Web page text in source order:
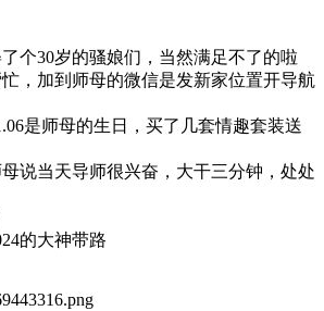
个30岁的骚娘们，当然满足不了的啦
，加到师母的微信是发新家位置开导航
是师母的生日，买了几套情趣套装送
母说当天导师很兴奋，大干三分钟，处处
的大神带路